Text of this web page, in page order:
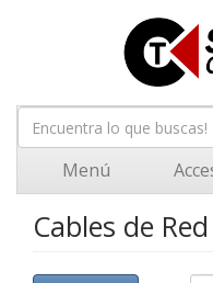
Menú
Cables de